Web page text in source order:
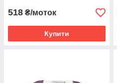
518 ₴/моток
Купити